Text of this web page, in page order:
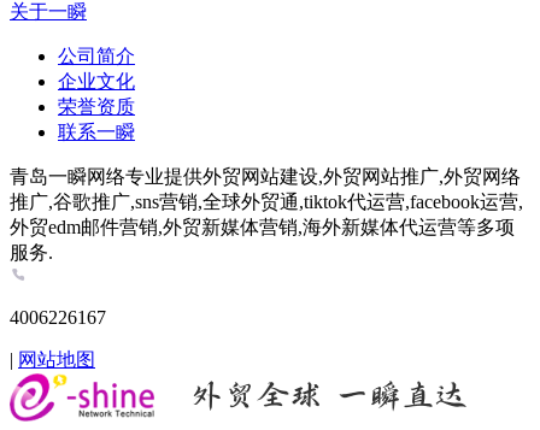
关于一瞬
公司简介
企业文化
荣誉资质
联系一瞬
青岛一瞬网络专业提供外贸网站建设,外贸网站推广,外贸网络
推广,谷歌推广,sns营销,全球外贸通,tiktok代运营,facebook运营,
外贸edm邮件营销,外贸新媒体营销,海外新媒体代运营等多项
服务.
4006226167
| 网站地图